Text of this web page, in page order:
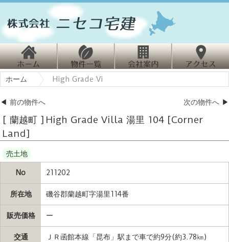
ホ
ーム
物
件情報
会
ホーム High Grade Vi
◀ 前の物件へ 次の物件へ ▶
[ 蘭越町 ] High Grade Villa 湯里 104 [Corner
Land]
売土地
No 211202
所在地 磯谷郡蘭越町字湯里114番
販売価格 ー
交通 ＪＲ函館本線「昆布」駅まで車で約9分(約3.78㎞)